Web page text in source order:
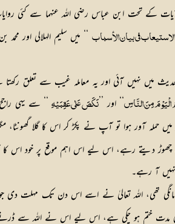
آیات کے تحت ابن عباس رضی اللہ عنہما سے کئی
الاستيعاب في بيان الأسباب
‘‘ میں سلیم الہلالی اور
میں نہیں آئی اور یہ معاملہ غیب سے تعلق
الْيَوْمَ مِنَ النَّاسِ ‘‘ اور ’’ نَكَصَ عَلٰى عَقِبَيْهِ‘‘ سے یہی راجح
حملہ آور ہوا تو آپ نے پکڑ کر اس کا گلا گھونٹا،
چھوڑ دیتے رہے، اس لیے اس اہم موقع پر خود اس کا
نہیں آ رہے۔
مدت ختم ہو چکی ہے، اس لیے اس نے اللہ سے ڈرنے